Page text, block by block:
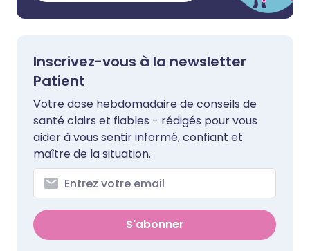
Inscrivez-vous à la newsletter
Patient
Votre dose hebdomadaire de conseils de
santé clairs et fiables - rédigés pour vous
aider à vous sentir informé, confiant et
maître de la situation.
S'abonner